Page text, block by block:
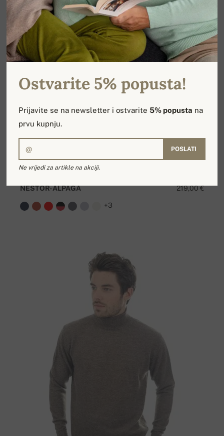
219,00 €
NESTOR-ALPAGA
+3
Ostvarite 5% popusta!
Prijavite se na newsletter i ostvarite5% popusta na
prvu kupnju.
POSLATI
Ne vrijedi za artikle na akciji.